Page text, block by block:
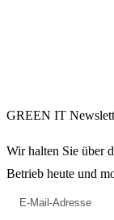
GREEN IT
Wir halten Sie über
Betrieb heute und